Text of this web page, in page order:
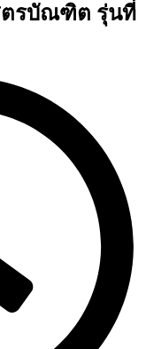
ตรบัณฑิต รุ่นที่